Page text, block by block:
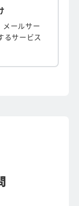
メールサー
るサービス